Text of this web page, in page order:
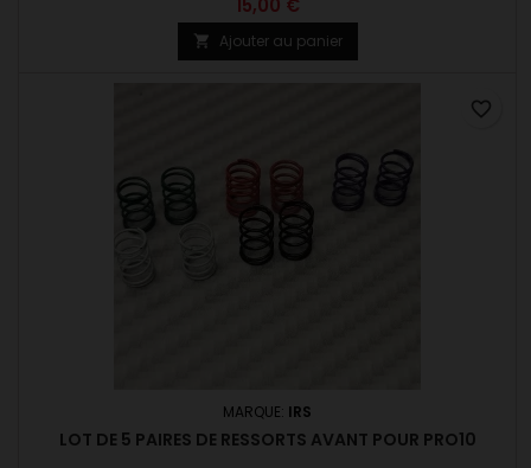
15,00 €
 Ajouter au panier
MARQUE: IRS
LOT DE 5 PAIRES DE RESSORTS AVANT POUR PRO10
favorite_border